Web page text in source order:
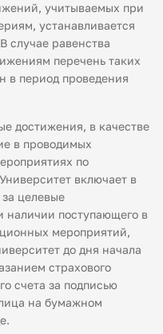
учитываемых при
устанавливается
случае равенства
перечень таких
в период проведения
достижения, в качестве
в проводимых
по
включает в
целевые
наличии поступающего в
мероприятий,
до дня начала
страхового
счета за подписью
на бумажном